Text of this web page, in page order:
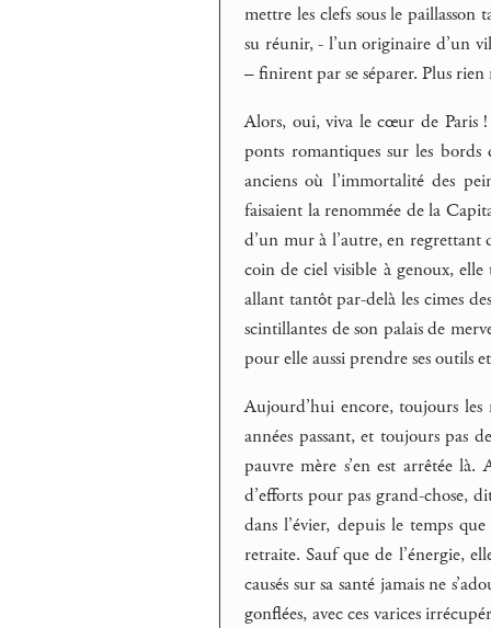
mettre les clefs sous le paillasson
su réunir, - l’un originaire d’un
– finirent par se séparer. Plus rien
Alors, oui, viva le cœur de Paris
ponts romantiques sur les bords
anciens où l’immortalité des
faisaient la renommée de la
d’un mur à l’autre, en regrettant
coin de ciel visible à genoux, elle
allant tantôt par-delà les cimes
scintillantes de son palais de
pour elle aussi prendre ses outils
Aujourd’hui encore, toujours les
années passant, et toujours pas
pauvre mère s’en est arrêtée
d’efforts pour pas grand-chose,
dans l’évier, depuis le temps
retraite. Sauf que de l’énergie,
causés sur sa santé jamais ne
gonflées, avec ces varices